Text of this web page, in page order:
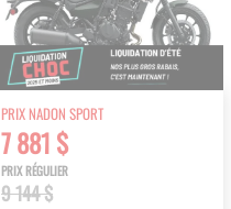
PRIX NADON SPORT
7 881 $
PRIX RÉGULIER
9 144 $